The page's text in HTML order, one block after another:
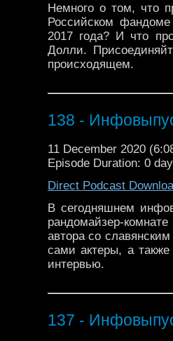
Немного о том, что
Российском
2017 года? И что
Долли.
происходящем.
138 -
11 December 2020
Episode Duration: 0
Direct Podcast
В сегодняшнем
рандомайзер-
автора со
сами актеры, а
интервью.
137 -